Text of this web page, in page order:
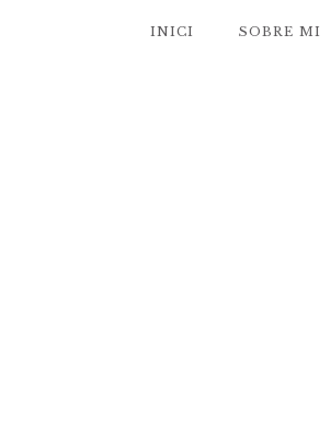
INICI SOBRE MI